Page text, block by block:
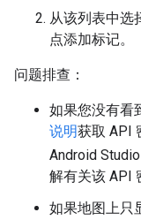
从该列表中选
点添加标记。
问题排查：
如果您没有看
说明获取 API
Android
解有关该 API
如果地图上只